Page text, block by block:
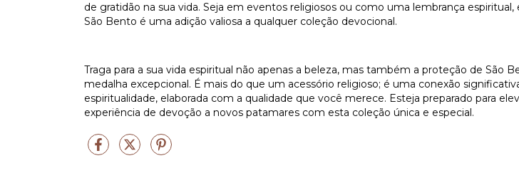
de gratidão na sua vida. Seja em eventos religiosos ou como uma lembrança espiritual,
São Bento é uma adição valiosa a qualquer coleção devocional.
Traga para a sua vida espiritual não apenas a beleza, mas também a proteção de São
medalha excepcional. É mais do que um acessório religioso; é uma conexão
espiritualidade, elaborada com a qualidade que você merece. Esteja preparado para
experiência de devoção a novos patamares com esta coleção única e especial.